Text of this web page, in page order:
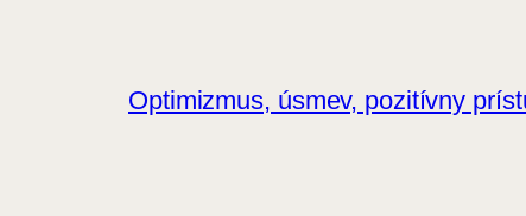
Optimizmus, úsmev, pozitívny